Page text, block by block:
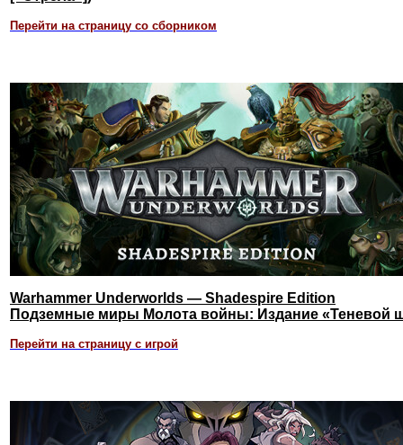
Перейти на страницу со сборником
Warhammer Underworlds — Shadespire Edition
Подземные миры Молота войны: Издание «Теневой
Перейти на страницу с игрой